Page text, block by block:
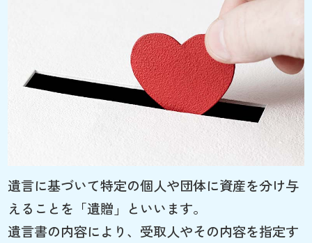
遺言に基づいて特定の個人や団体に資産を分け与
えることを「遺贈」といいます。
遺言書の内容により、受取人やその内容を指定す